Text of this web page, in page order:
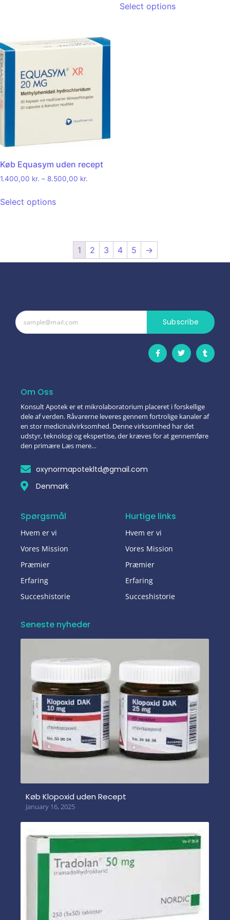
Select options
Køb Equasym uden recept
1.400,00 kr. – 8.500,00 kr.
Select options
1 2 3 4 5 →
Subscribe
Om Oss
Konsult Apotek er et mikrolaboratorium placeret i forskellige
dele af verden. Råvarerne leveres gennem fortrolige kanaler af
en stor medicinalvirksomhed. Denne virksomhed har det
udstyr, teknologi og ekspertise, der kræves for at gennemføre
den primære Læs mere…
oxynormapotekltd@gmail.com
Denmark
Spørgsmål
Hvem er vi
Vores Mission
Præmier
Erfaring
Succeshistorie
Hurtige links
Hvem er vi
Vores Mission
Præmier
Erfaring
Succeshistorie
Seneste nyheder
Køb Klopoxid uden Recept
January 16, 2025